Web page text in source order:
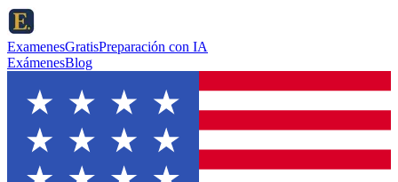
ExamenesGratisPreparación con IA
ExámenesBlog